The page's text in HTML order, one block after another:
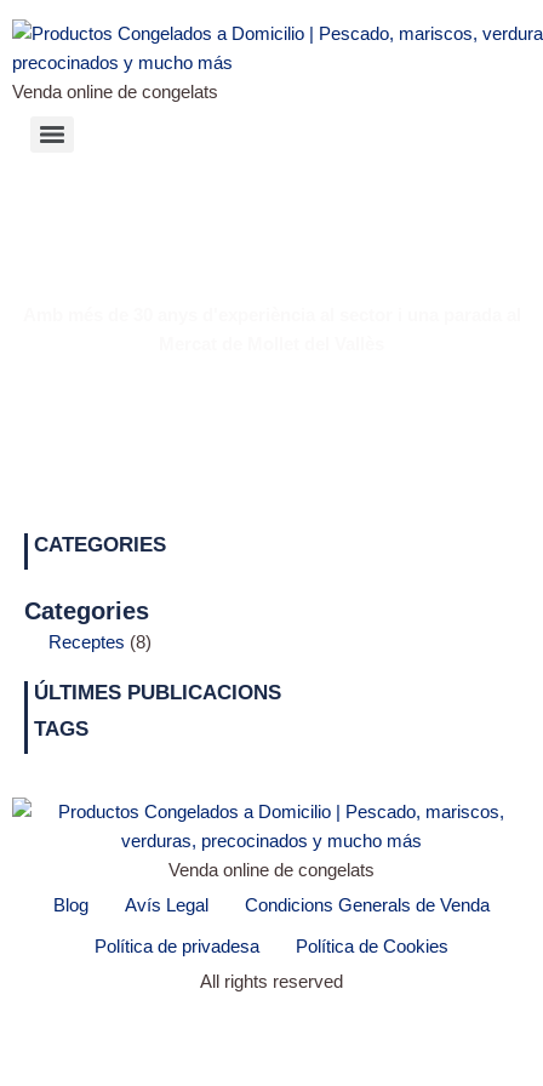
Venda online de congelats
CATEGORIES
Categories
Receptes (8)
ÚLTIMES PUBLICACIONS
TAGS
Venda online de congelats
Blog
Avís Legal
Condicions Generals de Venda
Política de privadesa
Política de Cookies
All rights reserved